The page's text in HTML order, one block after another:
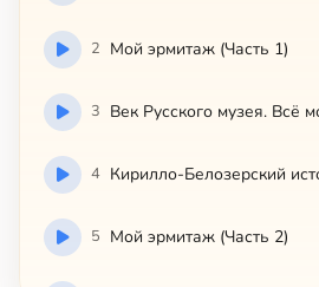
2 Мой эрмитаж (Часть 1)
3
4
5 Мой эрмитаж (Часть 2)